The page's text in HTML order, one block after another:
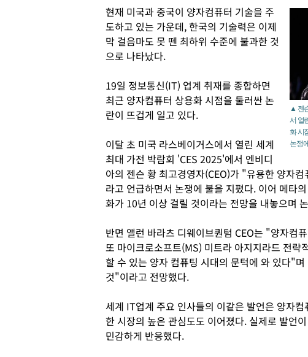
▲ 젠
서 열
화 시
논쟁
현재 미국과 중국이 양자컴퓨터 기술을 주
도하고 있는 가운데, 한국의 기술력은 이제
막 걸음마도 못 뗀 최하위 수준에 불과한 것
으로 나타났다.
19일 정보통신(IT) 업계 취재를 종합하면
최근 양자컴퓨터 상용화 시점을 둘러싼 논
란이 뜨겁게 일고 있다.
이달 초 미국 라스베이거스에서 열린 세계
최대 가전 박람회 'CES 2025'에서 엔비디
아의 젠슨 황 최고경영자(CEO)가 "유용한 양자
라고 언급하면서 논쟁에 불을 지폈다. 이어 메타
화가 10년 이상 걸릴 것이라는 전망을 내놓으며
반면 앨런 바라츠 디웨이브퀀텀 CEO는 "양자컴
또 마이크로소프트(MS) 미트라 아지지라드 전략
할 수 있는 양자 컴퓨팅 시대의 문턱에 와 있다"
것"이라고 전망했다.
세계 IT업계 주요 인사들의 이같은 발언은 양자
한 시장의 높은 관심도도 이어졌다. 실제로 발언
민감하게 반응했다.